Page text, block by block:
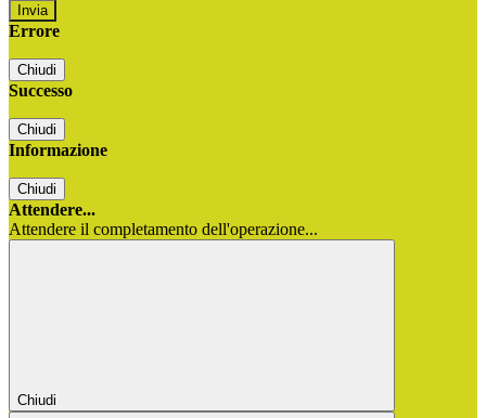
Errore
Chiudi
Successo
Chiudi
Informazione
Chiudi
Attendere...
Attendere il completamento dell'operazione...
Chiudi